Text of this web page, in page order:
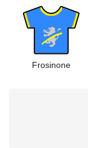
Frosinone